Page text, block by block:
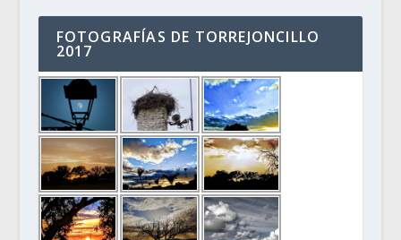
FOTOGRAFÍAS DE TORREJONCILLO
2017